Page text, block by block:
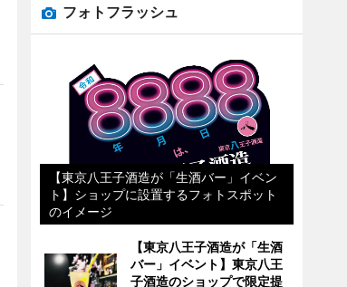
フォトフラッシュ
【東京八王子酒造が「生酒バー」イベン
ト】ショップに設置するフォトスポット
のイメージ
【東京八王子酒造が「生酒
バー」イベント】東京八王
子酒造のショップで限定提